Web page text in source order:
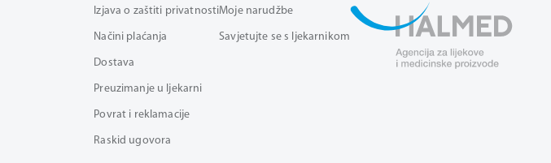
Izjava o zaštiti privatnosti
Načini plaćanja
Dostava
Preuzimanje u ljekarni
Povrat i reklamacije
Raskid ugovora
Moje narudžbe
Savjetujte se s ljekarnikom